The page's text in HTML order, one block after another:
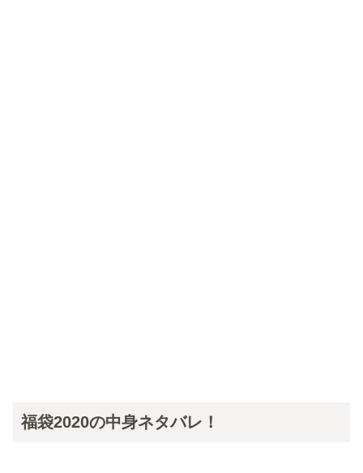
福袋2020の中身ネタバレ！